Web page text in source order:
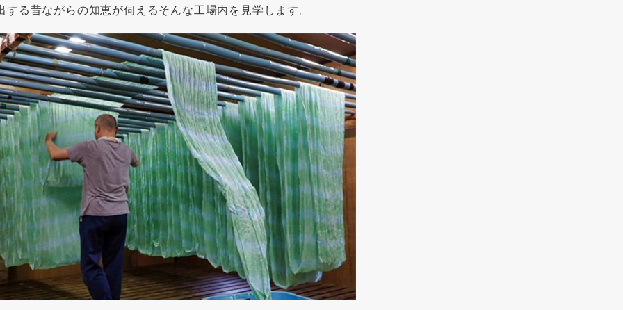
る昔ながらの知恵が伺えるそんな工場内を見学します。